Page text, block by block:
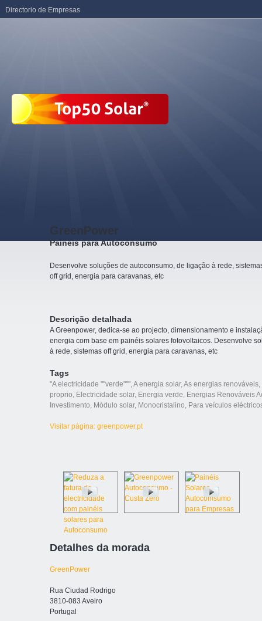
GreenPower
Painéis para Autoconsumo
Desenvolve soluções de autoconsumo, de ligação à rede,
off grid, energia para caravanas, etc
Descrição detalhada
A Greenpower, dedica-se ao projecto, dimensionamento e
energia com base em painéis solares fotovoltaicos. Desenvolve
à rede, sistemas off grid, energia para caravanas, etc
Tags
"A electricidade ""verde""",A energia solar,As energias renováveis,
proprio, Electricidade solar, Energia verde, Energias Renováveis
Investimento, Módulo solar, Monocristalino, Para veículos
Visitar página: greenpower.pt
Detalhes da morada
GreenPower
Rua Ciudad Rodrigo
3810-083 Aveiro
Portugal
Directorio de Empresas